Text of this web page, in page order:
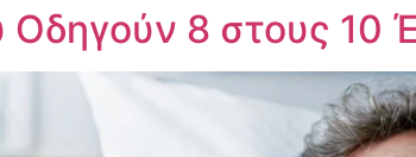
8 στους 10